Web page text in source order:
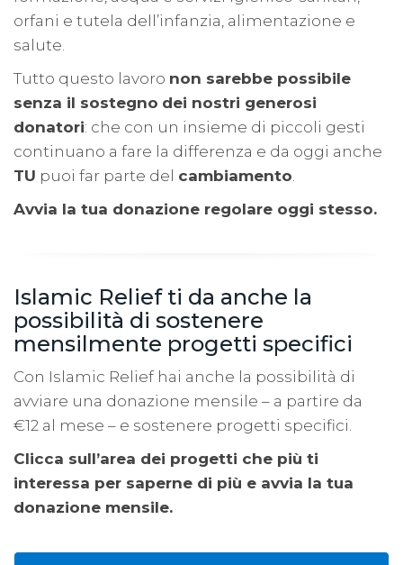
orfani e tutela dell’infanzia, alimentazione e
salute.
Tutto questo lavoro non sarebbe possibile
senza il sostegno dei nostri generosi
donatori: che con un insieme di piccoli gesti
continuano a fare la differenza e da oggi anche
TU puoi far parte del cambiamento
Avvia la tua donazione regolare oggi stesso.
Islamic Relief ti da anche la
possibilità di sostenere
mensilmente progetti specifici
Con Islamic Relief hai anche la possibilità di
avviare una donazione mensile – a partire da
€12 al mese – e sostenere progetti specifici.
Clicca sull’area dei progetti che più ti
interessa per saperne di più e avvia la tua
donazione mensile.